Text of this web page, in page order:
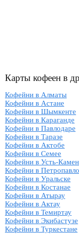
Карты кофеен в
Кофейни в Алматы
Кофейни в Астане
Кофейни в Шымкенте
Кофейни в Караганде
Кофейни в Павлодаре
Кофейни в Таразе
Кофейни в Актобе
Кофейни в Семее
Кофейни в Усть-
Кофейни в
Кофейни в Уральске
Кофейни в Костанае
Кофейни в Атырау
Кофейни в Актау
Кофейни в Темиртау
Кофейни в Экибастузе
Кофейни в Туркестане